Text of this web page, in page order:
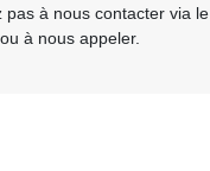
pas à nous contacter via le
à nous appeler.